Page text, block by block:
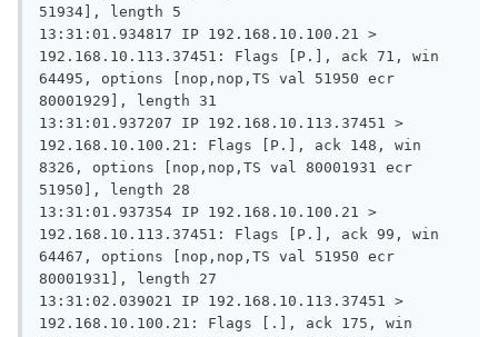
51934], length 5
13:31:01.934817 IP 192.168.10.100.21 >
192.168.10.113.37451: Flags [P.], ack 71, win
64495, options [nop,nop,TS val 51950 ecr
80001929], length 31
13:31:01.937207 IP 192.168.10.113.37451 >
192.168.10.100.21: Flags [P.], ack 148, win
8326, options [nop,nop,TS val 80001931 ecr
51950], length 28
13:31:01.937354 IP 192.168.10.100.21 >
192.168.10.113.37451: Flags [P.], ack 99, win
64467, options [nop,nop,TS val 51950 ecr
80001931], length 27
13:31:02.039021 IP 192.168.10.113.37451 >
192.168.10.100.21: Flags [.], ack 175, win